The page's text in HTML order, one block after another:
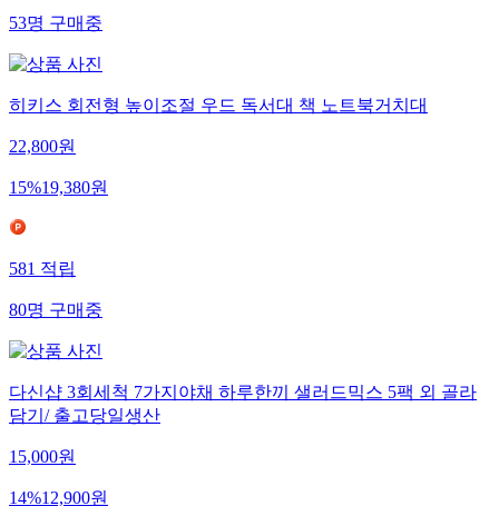
53명구매중
히키스 회전형 높이조절 우드 독서대 책 노트북거치대
22,800원
15%19,380원
581적립
80명구매중
다신샵 3회세척 7가지야채 하루한끼 샐러드믹스 5팩 외 골라
담기/ 출고당일생산
15,000원
14%12,900원